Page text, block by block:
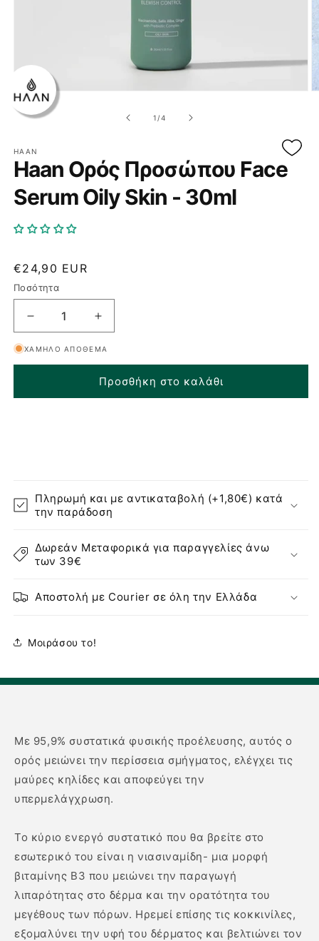
Άνοιγμα
παράθυρο
1 /από
4
HAAN
Haan Ορός Προσώπου Face
Serum Oily Skin - 30ml
Κανονική
τιμή
€24,90 EUR
Ποσότητα
Μείωση
ποσότητας
για
Haan
Προσώπου
Αύξηση
ποσότητας
για
Haan
Ορός
Προσώπου
ΧΑΜΗΛΌ ΑΠΌΘΕΜΑ
Προσθήκη στο καλάθι
Πληρωμή και με αντικαταβολή (+1,80€) κατά
την παράδοση
Δωρεάν Μεταφορικά για παραγγελίες άνω
των 39€
Αποστολή με Courier σε όλη την Ελλάδα
Μοιράσου το!
Με 95,9% συστατικά φυσικής προέλευσης, αυτός ο
ορός μειώνει την περίσσεια σμήγματος, ελέγχει τις
μαύρες κηλίδες και αποφεύγει την
υπερμελάγχρωση.
Το κύριο ενεργό συστατικό που θα βρείτε στο
εσωτερικό του είναι η νιασιναμίδη- μια μορφή
βιταμίνης Β3 που μειώνει την παραγωγή
λιπαρότητας στο δέρμα και την ορατότητα του
μεγέθους των πόρων. Ηρεμεί επίσης τις κοκκινίλες,
εξομαλύνει την υφή του δέρματος και βελτιώνει τον